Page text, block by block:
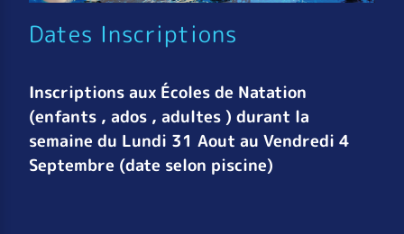
Dates Inscriptions
Inscriptions aux Écoles de Natation
(enfants , ados , adultes ) durant la
semaine du Lundi 31 Aout au Vendredi 4
Septembre (date selon piscine)